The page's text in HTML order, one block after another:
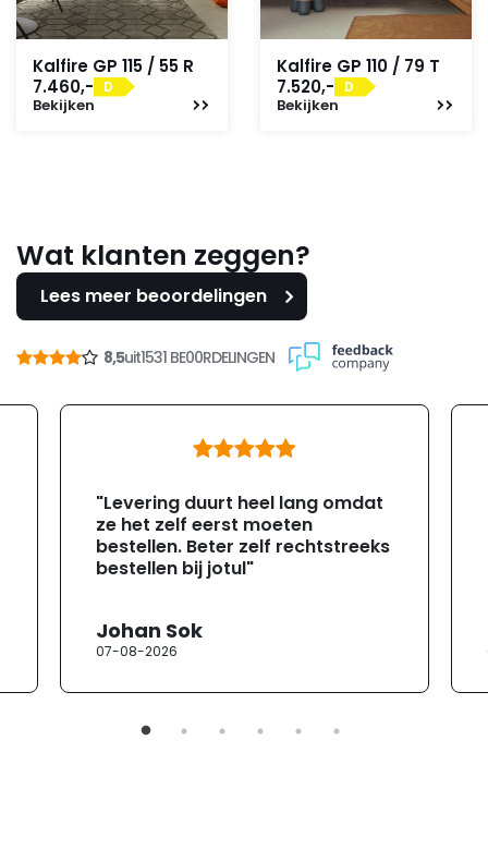
Kalfire GP 115 / 55 R
7.460,-
D
Bekijken
Kalfire GP 110 / 79 T
7.520,-
D
Bekijken
Wat klanten zeggen?
Lees meer beoordelingen
8,5uit1531 BE00RDELINGEN
"Levering duurt heel lang omdat
ze het zelf eerst moeten
bestellen. Beter zelf rechtstreeks
bestellen bij jotul"
Johan Sok
07-08-2026